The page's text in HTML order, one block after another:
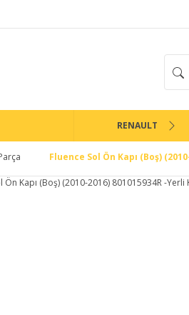
RENAULT
Fluence Sol Ön Kapı (Boş)